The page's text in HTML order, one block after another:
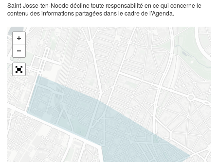
Saint-Josse-ten-Noode décline toute responsabilité en ce qui concerne le
contenu des informations partagées dans le cadre de l’Agenda.